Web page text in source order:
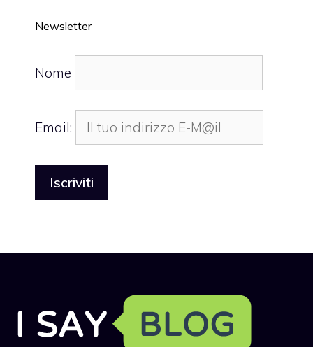
Newsletter
Nome
Email: